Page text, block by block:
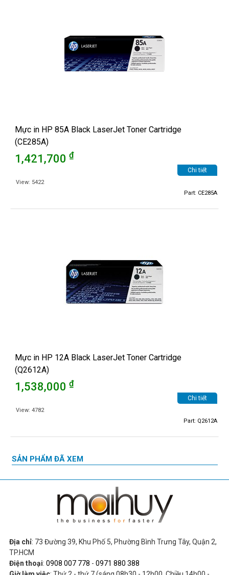
Mực in HP 85A Black LaserJet Toner Cartridge
(CE285A)
1,421,700 ₫
Chi tiết
View: 5422
Part: CE285A
Mực in HP 12A Black LaserJet Toner Cartridge
(Q2612A)
1,538,000 ₫
Chi tiết
View: 4782
Part: Q2612A
SẢN PHẨM ĐÃ XEM
Địa chỉ: 73 Đường 39, Khu Phố 5, Phường Bình Trưng Tây, Quận 2,
TP.HCM
Điện thoại: 0908 007 778 - 0971 880 388